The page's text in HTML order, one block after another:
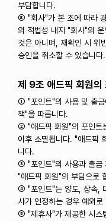
부담합니다.
⑧ "회사"가 본 조에 따라
의 적법성 내지 "회사"의
것은 아니며, 재확인 시 위
승인을 취소할 수 있습니다.
제 9조 애드픽 회원의
① "포인트"의 사용 및 출금
책"을 따릅니다.
② "애드픽 회원"의 포인트
이후 소멸됩니다. "애드픽
니다.
③ "포인트"의 사용과 출금
"애드픽 회원"의 부담으로
④ "포인트"는 양도, 상속,
사가 인정하는 경우 예외로
⑤ "제휴사"가 제공한 시스